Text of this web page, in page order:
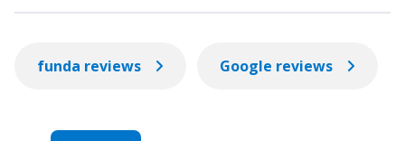
funda reviews Google reviews